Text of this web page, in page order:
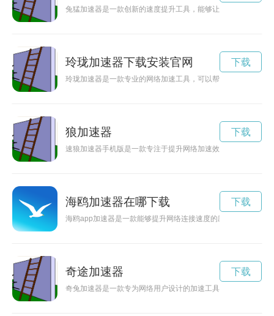
兔猛加速器是一款创新的速度提升工具，能够让你在工作和生
玲珑加速器下载安装官网
玲珑加速器是一款专业的网络加速工具，可以帮助用户加快网
下载
狼加速器
速狼加速器手机版是一款专注于提升网络加速效果的应用，能
下载
海鸥加速器在哪下载
海鸥app加速器是一款能够提升网络连接速度的应用程序，通
下载
奇途加速器
奇兔加速器是一款专为网络用户设计的加速工具，能够有效提
下载